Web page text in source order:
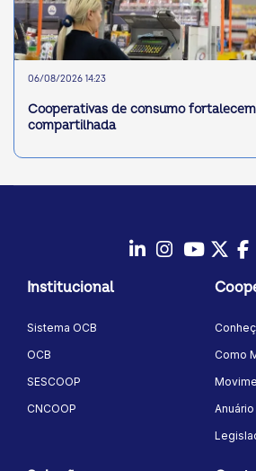
06/08/2026 14:23
Cooperativas de consumo
compartilhada
Instagram
Youtube
Institucional
Sistema OCB
OCB
SESCOOP
CNCOOP
Como